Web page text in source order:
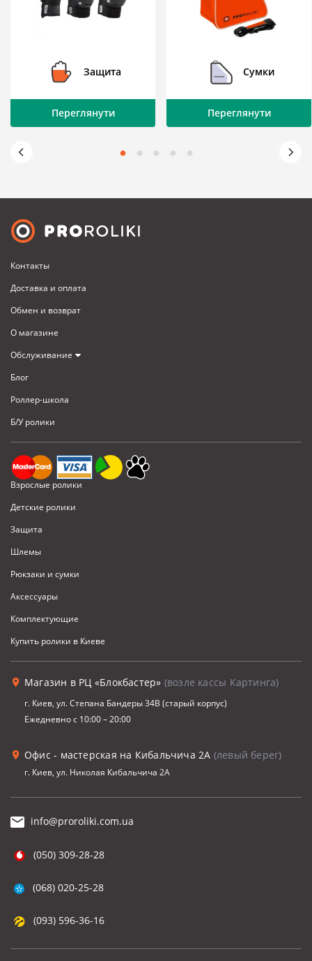
Защита
Переглянути
Сумки
Переглянути
Контакты
Доставка и оплата
Обмен и возврат
О магазине
Обслуживание
Блог
Роллер-школа
Б/У ролики
Взрослые ролики
Детские ролики
Защита
Шлемы
Рюкзаки и сумки
Аксессуары
Комплектующие
Купить ролики в Киеве
Магазин в РЦ «Блокбастер» (возле кассы Картинга)
г. Киев, ул. Степана Бандеры 34В (старый корпус)
Ежедневно с 10:00 – 20:00
Офис - мастерская на Кибальчича 2А (левый берег)
г. Киев, ул. Николая Кибальчича 2А
info@proroliki.com.ua
(050) 309-28-28
(068) 020-25-28
(093) 596-36-16